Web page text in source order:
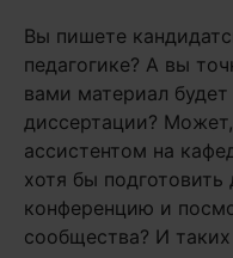
Вы пишете
педагогике? А вы
вами материал
диссертации?
ассистентом на
хотя бы
конференцию и
сообщества? И